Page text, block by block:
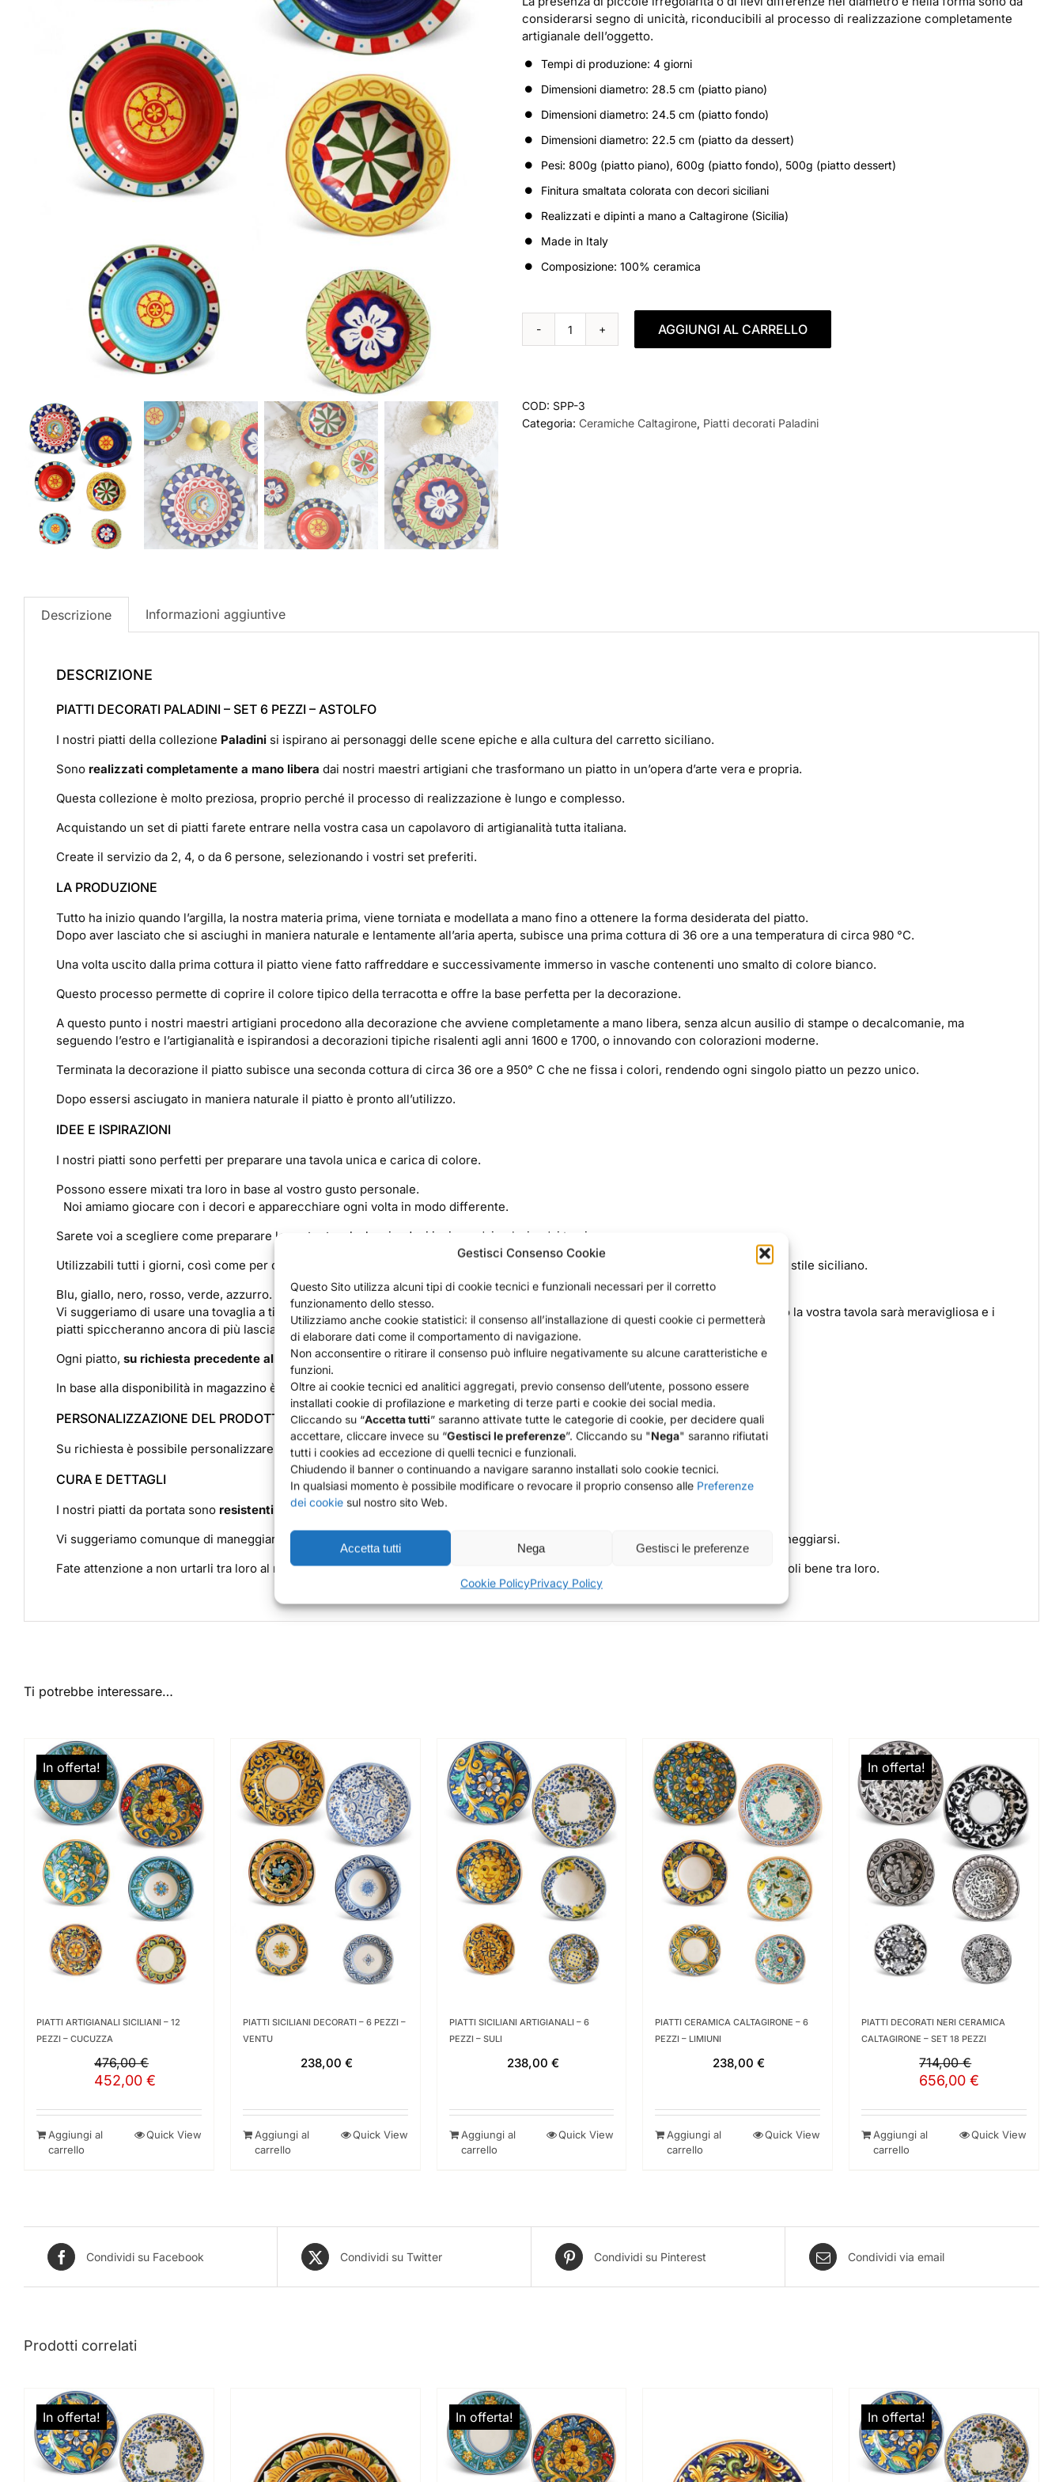
Gestisci Consenso Cookie
Questo Sito utilizza alcuni tipi di cookie tecnici e funzionali necessari per il corretto
funzionamento dello stesso.
Utilizziamo anche cookie statistici: il consenso all’installazione di questi cookie ci permetterà
di elaborare dati come il comportamento di navigazione.
Non acconsentire o ritirare il consenso può influire negativamente su alcune caratteristiche e
funzioni.
Oltre ai cookie tecnici ed analitici aggregati, previo consenso dell’utente, possono essere
installati cookie di profilazione e marketing di terze parti e cookie dei social media.
Cliccando su “Accetta tutti” saranno attivate tutte le categorie di cookie, per decidere quali
accettare, cliccare invece su “Gestisci le preferenze”. Cliccando su "Nega" saranno rifiutati
tutti i cookies ad eccezione di quelli tecnici e funzionali.
Chiudendo il banner o continuando a navigare saranno installati solo cookie tecnici.
In qualsiasi momento è possibile modificare o revocare il proprio consenso alle Preferenze
dei cookie sul nostro sito Web.
Accetta tutti Nega Gestisci le preferenze
Cookie PolicyPrivacy Policy
considerarsi segno di unicità, riconducibili al processo di realizzazione completamente
artigianale dell’oggetto.
Tempi di produzione: 4 giorni
Dimensioni diametro: 28.5 cm (piatto piano)
Dimensioni diametro: 24.5 cm (piatto fondo)
Dimensioni diametro: 22.5 cm (piatto da dessert)
Pesi: 800g (piatto piano), 600g (piatto fondo), 500g (piatto dessert)
Finitura smaltata colorata con decori siciliani
Realizzati e dipinti a mano a Caltagirone (Sicilia)
Made in Italy
Composizione: 100% ceramica
PIATTI
SET
6
AGGIUNGI AL CARRELLO
COD: SPP-3
Categoria: Ceramiche Caltagirone, Piatti decorati Paladini
Descrizione Informazioni aggiuntive
DESCRIZIONE
PIATTI DECORATI PALADINI – SET 6 PEZZI – ASTOLFO
I nostri piatti della collezione Paladini si ispirano ai personaggi delle scene epiche e alla cultura del carretto siciliano.
Sono realizzati completamente a mano libera dai nostri maestri artigiani che trasformano un piatto in un’opera d’arte vera e propria.
Questa collezione è molto preziosa, proprio perché il processo di realizzazione è lungo e complesso.
Acquistando un set di piatti farete entrare nella vostra casa un capolavoro di artigianalità tutta italiana.
Create il servizio da 2, 4, o da 6 persone, selezionando i vostri set preferiti.
LA PRODUZIONE
Tutto ha inizio quando l’argilla, la nostra materia prima, viene torniata e modellata a mano fino a ottenere la forma desiderata del piatto.
Dopo aver lasciato che si asciughi in maniera naturale e lentamente all’aria aperta, subisce una prima cottura di 36 ore a una temperatura di circa 980 °C.
Una volta uscito dalla prima cottura il piatto viene fatto raffreddare e successivamente immerso in vasche contenenti uno smalto di colore bianco.
Questo processo permette di coprire il colore tipico della terracotta e offre la base perfetta per la decorazione.
A questo punto i nostri maestri artigiani procedono alla decorazione che avviene completamente a mano libera, senza alcun ausilio di stampe o decalcomanie, ma
seguendo l’estro e l’artigianalità e ispirandosi a decorazioni tipiche risalenti agli anni 1600 e 1700, o innovando con colorazioni moderne.
Terminata la decorazione il piatto subisce una seconda cottura di circa 36 ore a 950° C che ne fissa i colori, rendendo ogni singolo piatto un pezzo unico.
Dopo essersi asciugato in maniera naturale il piatto è pronto all’utilizzo.
IDEE E ISPIRAZIONI
I nostri piatti sono perfetti per preparare una tavola unica e carica di colore.
Possono essere mixati tra loro in base al vostro gusto personale.
Noi amiamo giocare con i decori e apparecchiare ogni volta in modo differente.
Sarete voi a scegliere come preparare la vostra tavola, lasciandovi ispirare dai colori e dai temi.
Utilizzabili tutti i giorni, così come per occasioni speciali, i nostri piatti si notano per i loro colori accesi, caratteristica propria dello stile siciliano.
Blu, giallo, nero, rosso, verde, azzurro. I toni che utilizziamo per dare vita ai decori sono molti.
Vi suggeriamo di usare una tovaglia a tinte neutre, in puro lino o cotone, o una tovaglia ricamata in sfilato siciliano. In questo modo la vostra tavola sarà meravigliosa e i
piatti spiccheranno ancora di più lasciando voi e i vostri ospiti senza parole.
Ogni piatto, su richiesta precedente all’ordine, vi offre anche la possibilità di essereappeso al muro.
In base alla disponibilità in magazzino è possibile ripristinare ogni singolo piatto qualora venisse rotto.
PERSONALIZZAZIONE DEL PRODOTTO
Su richiesta è possibile personalizzare il retro dei piatti da portata con un nome e una data.
CURA E DETTAGLI
I nostri piatti da portata sono resistenti e possono essere lavati inlavastoviglie
Vi suggeriamo comunque di maneggiarli con cura e di evitare l’uso di solventi e spugne abrasive in quanto lo smalto potrebbe danneggiarsi.
Fate attenzione a non urtarli tra loro al momento della messa in lavastoviglie ed evitate l’attrito durante la fase di lavaggio separandoli bene tra loro.
Ti potrebbe interessare…
In offerta!
PIATTI ARTIGIANALI SICILIANI – 12
PEZZI – CUCUZZA
476,00€
Il
originale
era:
452,00€
attuale
è:
Aggiungi al
carrello
Quick View
PIATTI SICILIANI DECORATI – 6 PEZZI –
VENTU
238,00 €
Aggiungi al
carrello
Quick View
PIATTI SICILIANI ARTIGIANALI – 6
PEZZI – SULI
238,00 €
Aggiungi al
carrello
Quick View
PIATTI CERAMICA CALTAGIRONE – 6
PEZZI – LIMIUNI
238,00€
Aggiungi al
carrello
Quick View
In offerta!
PIATTI DECORATI NERI CERAMICA
CALTAGIRONE – SET 18 PEZZI
714,00€
Il
originale
era:
656,00€
attuale
è:
Aggiungi al
carrello
Quick View
Condividi su Facebook Condividi su Twitter Condividi su Pinterest Condividi via email
Prodotti correlati
In offerta! In offerta! In offerta!